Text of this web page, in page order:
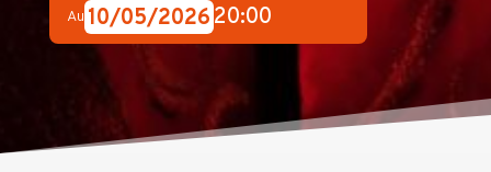
Au 10/05/202620:00